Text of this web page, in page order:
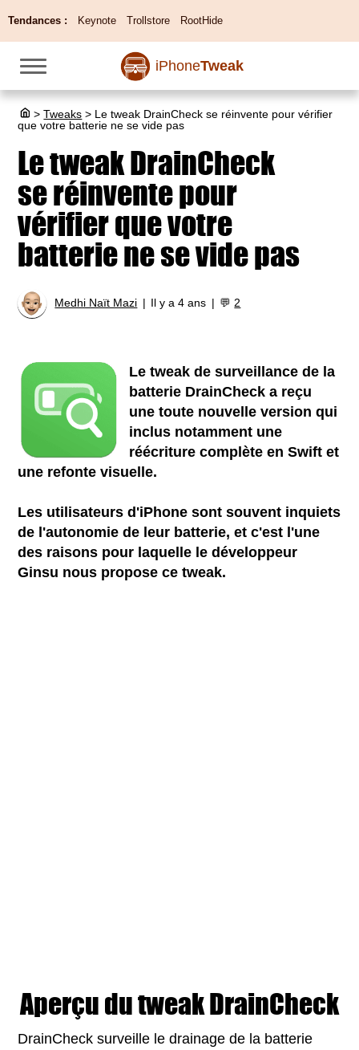
Tendances : Keynote Trollstore RootHide
iPhoneTweak
> Tweaks > Le tweak DrainCheck se réinvente pour vérifier
que votre batterie ne se vide pas
Le tweak DrainCheck
se réinvente pour
vérifier que votre
batterie ne se vide pas
Medhi Naït Mazi Il y a 4 ans 💬2
Le tweak de surveillance de la
batterie DrainCheck a reçu
une toute nouvelle version qui
inclus notamment une
réécriture complète en Swift et
une refonte visuelle.
Les utilisateurs d'iPhone sont souvent inquiets
de l'autonomie de leur batterie, et c'est l'une
des raisons pour laquelle le développeur
Ginsu nous propose ce tweak.
Aperçu du tweak DrainCheck
DrainCheck surveille le drainage de la batterie